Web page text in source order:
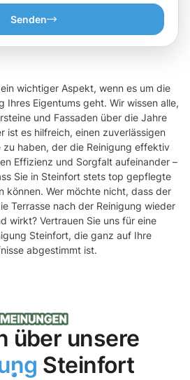
Senden
wichtiger Aspekt, wenn es um die
Ihres Eigentums geht. Wir wissen alle,
und Fassaden über die Jahre
ist es hilfreich, einen zuverlässigen
zu haben, der die Reinigung effektiv
Effizienz und Sorgfalt aufeinander –
Sie in Steinfort stets top gepflegte
können. Wer möchte nicht, dass der
Terrasse nach der Reinigung wieder
wirkt? Vertrauen Sie uns für eine
Steinfort, die ganz auf Ihre
abgestimmt ist.
über unsere
Steinfort